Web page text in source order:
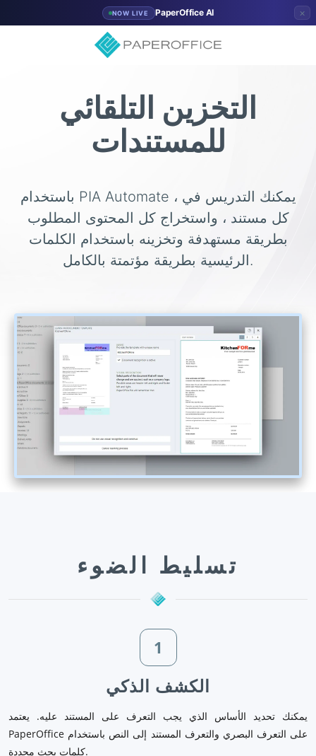
NOW LIVE PaperOffice AI ×
التخزين التلقائي
للمستندات
باستخدام PIA Automate ، يمكنك التدريس في
كل مستند ، واستخراج كل المحتوى المطلوب
بطريقة مستهدفة وتخزينه باستخدام الكلمات
الرئيسية بطريقة مؤتمتة بالكامل.
تسليط الضوء
1
الكشف الذكي
يمكنك تحديد الأساس الذي يجب التعرف على المستند عليه. يعتمد
PaperOffice على التعرف البصري والتعرف المستند إلى النص باستخدام
كلمات بحث محددة.